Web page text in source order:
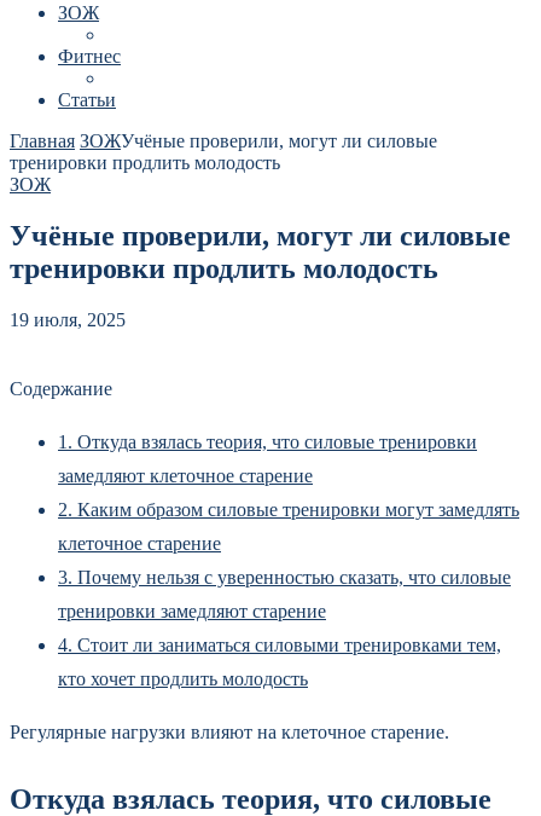
ЗОЖ
Фитнес
Статьи
Главная ЗОЖУчёные проверили, могут ли силовые
тренировки продлить молодость
ЗОЖ
Учёные проверили, могут ли силовые
тренировки продлить молодость
19 июля, 2025
Содержание
1. Откуда взялась теория, что силовые тренировки
замедляют клеточное старение
2. Каким образом силовые тренировки могут замедлять
клеточное старение
3. Почему нельзя с уверенностью сказать, что силовые
тренировки замедляют старение
4. Стоит ли заниматься силовыми тренировками тем,
кто хочет продлить молодость
Регулярные нагрузки влияют на клеточное старение.
Откуда взялась теория, что силовые